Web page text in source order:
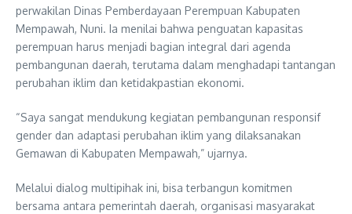
perwakilan Dinas Pemberdayaan Perempuan Kabupaten
Mempawah, Nuni. Ia menilai bahwa penguatan kapasitas
perempuan harus menjadi bagian integral dari agenda
pembangunan daerah, terutama dalam menghadapi tantangan
perubahan iklim dan ketidakpastian ekonomi.
“Saya sangat mendukung kegiatan pembangunan responsif
gender dan adaptasi perubahan iklim yang dilaksanakan
Gemawan di Kabupaten Mempawah,” ujarnya.
Melalui dialog multipihak ini, bisa terbangun komitmen
bersama antara pemerintah daerah, organisasi masyarakat